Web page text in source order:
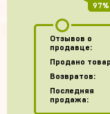
97%
Отзывов о
продавце:
Продано
Возвратов:
Последняя
продажа: